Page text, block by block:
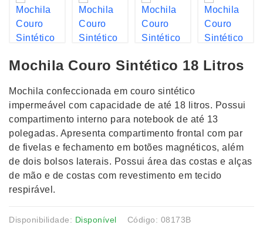
Mochila Couro Sintético 18 Litros
Mochila confeccionada em couro sintético
impermeável com capacidade de até 18 litros. Possui
compartimento interno para notebook de até 13
polegadas. Apresenta compartimento frontal com par
de fivelas e fechamento em botões magnéticos, além
de dois bolsos laterais. Possui área das costas e alças
de mão e de costas com revestimento em tecido
respirável.
Disponibilidade: Disponível Código: 08173B